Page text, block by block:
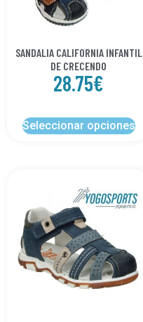
SANDALIA CALIFORNIA INFANTIL
DE CRECENDO
28.75€
Seleccionar opciones